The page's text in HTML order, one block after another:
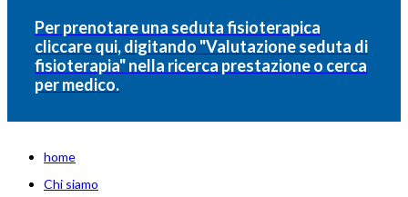
Per prenotare una seduta fisioterapica
cliccare qui, digitando "Valutazione seduta di
fisioterapia" nella ricerca prestazione o cerca
per medico.
home
Chi siamo